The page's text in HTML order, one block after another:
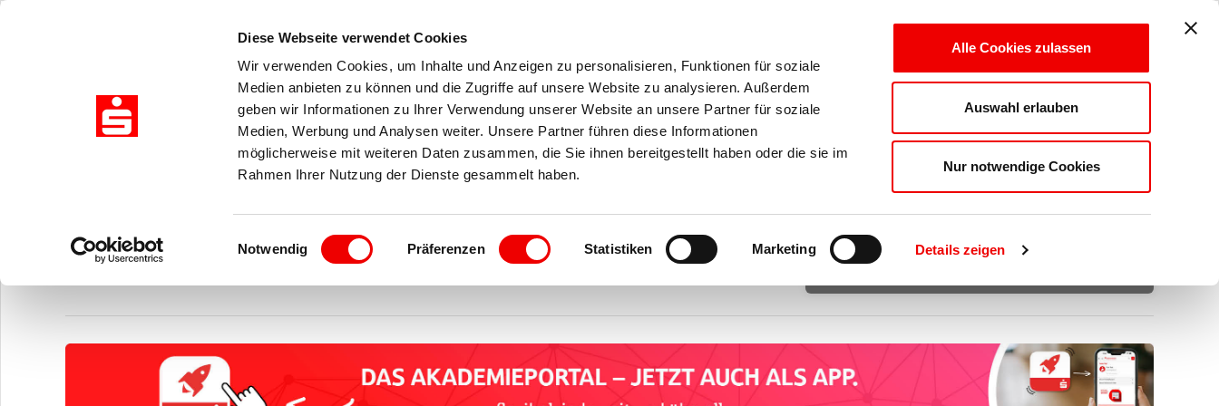
Diese Webseite verwendet Cookies
Wir verwenden Cookies, um Inhalte und Anzeigen zu personalisieren, Funktionen für soziale
Medien anbieten zu können und die Zugriffe auf unsere Website zu analysieren. Außerdem
geben wir Informationen zu Ihrer Verwendung unserer Website an unsere Partner für soziale
Medien, Werbung und Analysen weiter. Unsere Partner führen diese Informationen
möglicherweise mit weiteren Daten zusammen, die Sie ihnen bereitgestellt haben oder die sie im
Rahmen Ihrer Nutzung der Dienste gesammelt haben.
Einwilligungsauswahl
Notwendig Präferenzen Statistiken Marketing Details zeigen
Alle Cookies zulassen
Auswahl erlauben
Nur notwendige Cookies
LOGIN
Zukunft gestalten - mit der
Sparkassenakademie Nordrhein-Westfalen
Sie benötigen ein Bucher- oder Trainerkonto? KONTO ANFRAGEN
TOP FERNSCHULE